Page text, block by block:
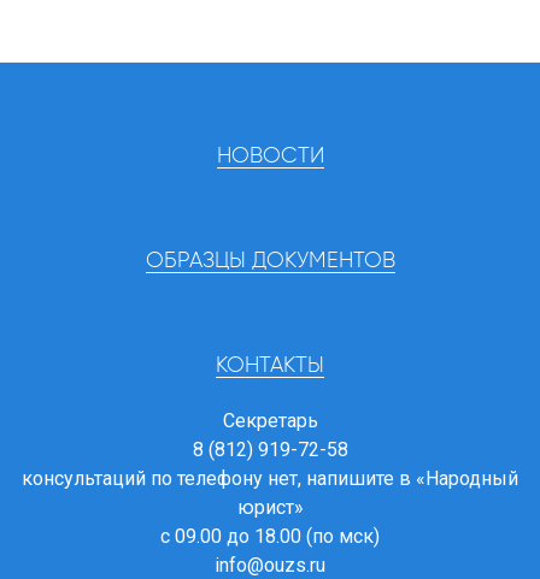
НОВОСТИ
ОБРАЗЦЫ ДОКУМЕНТОВ
КОНТАКТЫ
Секретарь
8 (812) 919-72-58
консультаций по телефону нет, напишите в «Народный
юрист»
с 09.00 до 18.00 (по мск)
info@ouzs.ru